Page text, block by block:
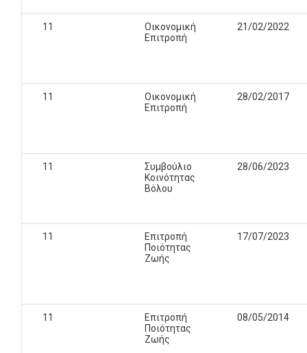
11
Οικονομική
Επιτροπή
21/02/2022
11
Οικονομική
Επιτροπή
28/02/2017
11
Συμβούλιο
Κοινότητας
Βόλου
28/06/2023
11
Επιτροπή
Ποιότητας
Ζωής
17/07/2023
11
Επιτροπή
Ποιότητας
Ζωής
08/05/2014